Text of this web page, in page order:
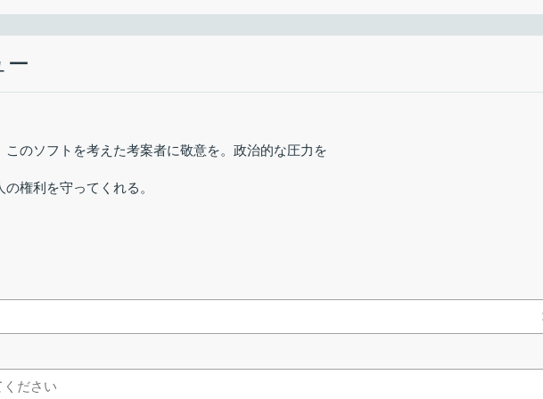
レー分散型ネットワークを使用して通信を匿名化する機能が組み込まれた Web ブラウ
レスなどの情報を知られることがなく、また、訪問したサイトを他人に知られることもあ
との違い）
JavaScript や特定のフォント、Web 動画や音声などをブロックするオプション
x…-portable-15.0.19.exe windows 64-bit
15.0.19.tar.xz 5338 ダウンロー
ード
とインストールで使用する言語の選択画面になります。言語を確認して［OK］をクリ
ストール先を選択します。
ー
このソフトを考えた考案者に敬意を。政治的な圧力を
権利を守ってくれる。